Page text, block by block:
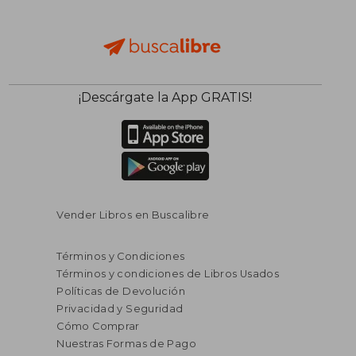
¡Descárgate la App GRATIS!
Vender Libros en Buscalibre
Términos y Condiciones
Términos y condiciones de Libros Usados
Políticas de Devolución
Privacidad y Seguridad
Cómo Comprar
Nuestras Formas de Pago